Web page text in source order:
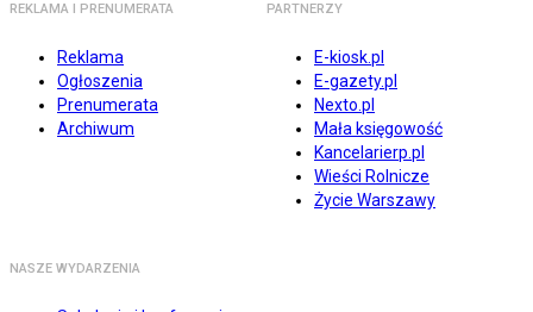
REKLAMA I PRENUMERATA
Reklama
Ogłoszenia
Prenumerata
Archiwum
PARTNERZY
E-kiosk.pl
E-gazety.pl
Nexto.pl
Mała księgowość
Kancelarierp.pl
Wieści Rolnicze
Życie Warszawy
NASZE WYDARZENIA